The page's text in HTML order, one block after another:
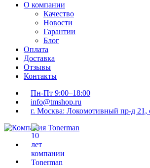
О компании
Качество
Новости
Гарантии
Блог
Оплата
Доставка
Отзывы
Контакты
Пн-Пт 9:00–18:00
info@tmshop.ru
г. Москва: Локомотивный пр-д 21,